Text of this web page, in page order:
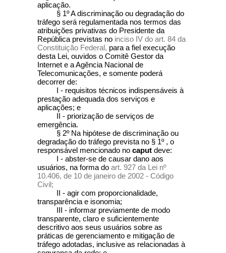
aplicação.
§ 1º A discriminação ou degradação do
tráfego será regulamentada nos termos das
atribuições privativas do Presidente da
República previstas no inciso IV do art. 84 da
Constituição Federal, para a fiel execução
desta Lei, ouvidos o Comitê Gestor da
Internet e a Agência Nacional de
Telecomunicações, e somente poderá
decorrer de:
I - requisitos técnicos indispensáveis à
prestação adequada dos serviços e
aplicações; e
II - priorização de serviços de
emergência.
§ 2º Na hipótese de discriminação ou
degradação do tráfego prevista no § 1º , o
responsável mencionado no caput deve:
I - abster-se de causar dano aos
usuários, na forma do art. 927 da Lei nº
10.406, de 10 de janeiro de 2002 - Código
Civil;
II - agir com proporcionalidade,
transparência e isonomia;
III - informar previamente de modo
transparente, claro e suficientemente
descritivo aos seus usuários sobre as
práticas de gerenciamento e mitigação de
tráfego adotadas, inclusive as relacionadas à